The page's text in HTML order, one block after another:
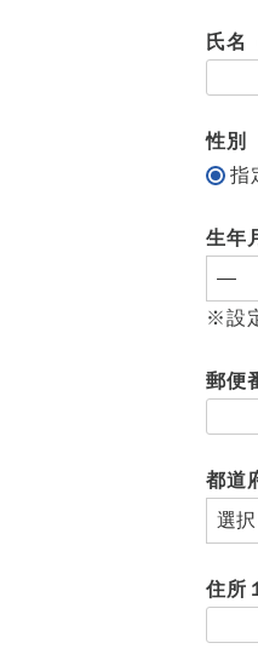
氏名
性別
指
生年
※設
郵便
都道
住所